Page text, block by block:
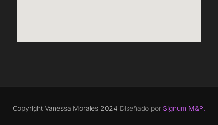
Copyright Vanessa Morales 2024 Diseñado por Signum M&P.